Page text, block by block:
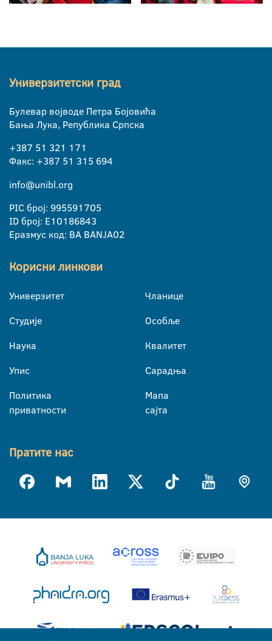
Универзитетски град
Булевар војводе Петра Бојовића
Бања Лука, Република Српска
+387 51 321 171
Факс: +387 51 315 694
info@unibl.org
PIC број: 995591705
ID број: E10186843
Еразмус код: BA BANJA02
Корисни линкови
Универзитет
Студије
Наука
Упис
Политика
приватности
Чланице
Особље
Квалитет
Сарадња
Мапа
сајта
Пратите нас